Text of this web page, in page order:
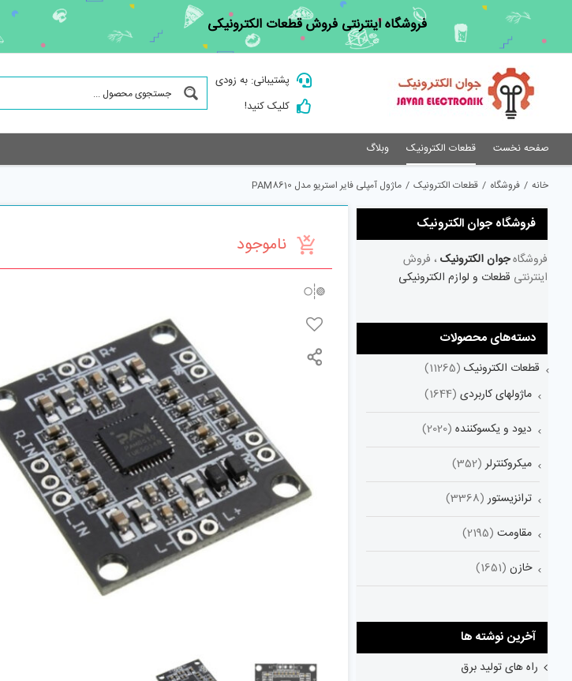
content
فروشگاه اینترنتی فروش قطعات الکترونیکی
پشتیبانی: به زودی
کلیک کنید!
صفحه نخست قطعات الکترونیک وبلاگ
خانه / فروشگاه / قطعات الکترونیک / ماژول آمپلی فایر استریو مدل PAM8610
ناموجود
فروشگاه جوان الکترونیک
فروشگاهجوان الکترونیک ، فروش
اینترنتی قطعات و لوازم الکترونیکی
دسته‌های محصولات
قطعات الکترونیک (11265)
ماژولهای کاربردی (1644)
دیود و یکسوکننده (2020)
میکروکنترلر (352)
ترانزیستور (3368)
مقاومت (2195)
خازن (1651)
آخرین نوشته ها
راه های تولید برق